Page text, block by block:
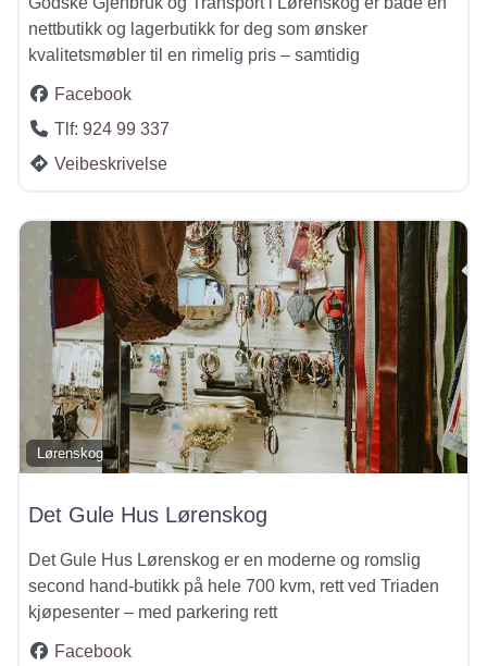
nettbutikk og lagerbutikk for deg som ønsker
kvalitetsmøbler til en rimelig pris – samtidig
Facebook
Tlf: 924 99 337
Veibeskrivelse
Lørenskog
Det Gule Hus Lørenskog
Det Gule Hus Lørenskog er en moderne og romslig
second hand-butikk på hele 700 kvm, rett ved Triaden
kjøpesenter – med parkering rett
Facebook